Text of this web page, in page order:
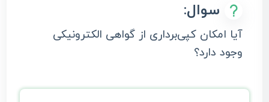
سوال:
آیا امکان کپی‌برداری از گواهی الکترونیکی
وجود دارد؟